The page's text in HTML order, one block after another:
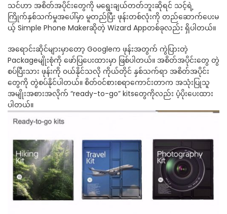
သင်ဟာ အစိတ်အပိုင်းတွေကို မရွေးချယ်တတ်ဘူးဆိုရင် သင့်ရဲ့
ကြိုက်နှစ်သက်မှုအပေါ်မှာ မူတည်ပြီး ဖုန်းတစ်လုံးကို တည်ဆောက်ပေးမ
ယ့် Simple Phone Makerဆိုတဲ့ Wizard Appတစ်ခုလည်း ရှိပါတယ်။
အရောင်းဆိုင်များမှာတော့ Googleက ဖုန်းအတွက် ကွဲပြားတဲ့
Packageမျိုးစုံကို ဖော်ပြပေးထားမှာ ဖြစ်ပါတယ်။ အစိတ်အပိုင်းတွေ တွဲ
စပ်ပြီးသား ဖုန်းကို ၀ယ်နိုင်သလို ကိုယ်တိုင် နှစ်သက်ရာ အစိတ်အပိုင်း
တွေကို တွဲစပ်နိုင်ပါတယ်။ စိတ်၀င်စားစရာကောင်းတာက အသုံးပြုသူ
အမျိုးအစားအလိုက် “ready-to-go” kitsတွေကိုလည်း ပံ့ပိုးပေးထား
ပါတယ်။